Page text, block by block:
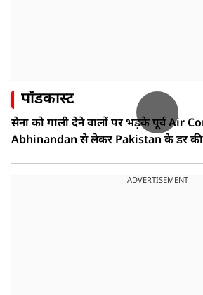
पॉडकास्ट
सेना को गाली देने वालों पर भड़के पूर्व Air
Abhinandan से लेकर Pakistan के डर की
ADVERTISEMENT